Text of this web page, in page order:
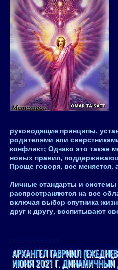
руководящие принципы,
родителями или
конфликт; Однако это также
новых правил,
Проще говоря, все меняется,
Личные стандарты и системы
распространяются на все
включая выбор спутника
друг к другу, воспитывают
АРХАНГЕЛ ГАВРИИЛ
ИЮНЯ 2021 Г. ДИНАМИЧНЫЙ